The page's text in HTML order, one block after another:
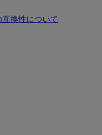
互換性について